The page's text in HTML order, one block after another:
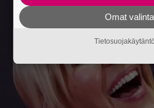
Omat